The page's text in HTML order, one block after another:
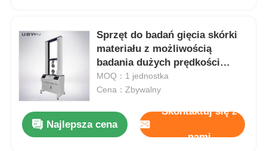
Sprzęt do badań gięcia skórki
materiału z możliwością
badania dużych prędkości
Standardy ASTM
MOQ：1 jednostka
Cena：Zbywalny
Najlepsza cena
Skontaktuj się z
nami